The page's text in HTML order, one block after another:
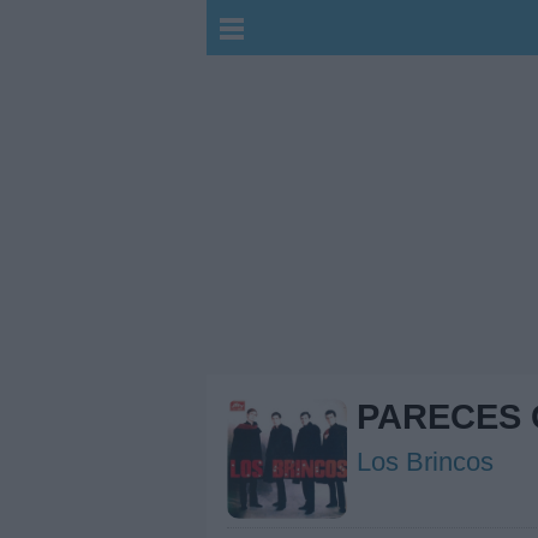
PARECES
Los Brincos